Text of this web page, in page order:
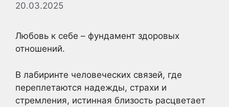
20.03.2025
Любовь к себе – фундамент здоровых
отношений.
В лабиринте человеческих связей, где
переплетаются надежды, страхи и
стремления, истинная близость расцветает